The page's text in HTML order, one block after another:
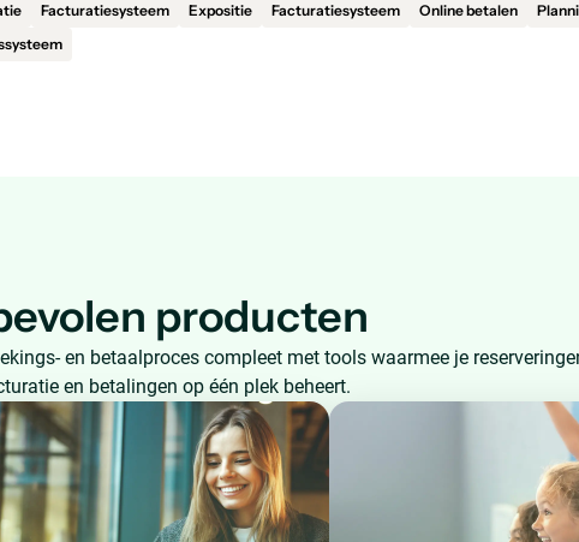
Facturatiesysteem Expositie Facturatiesysteem Online betalen
producten
en betaalproces compleet met tools waarmee je
en betalingen op één plek beheert.